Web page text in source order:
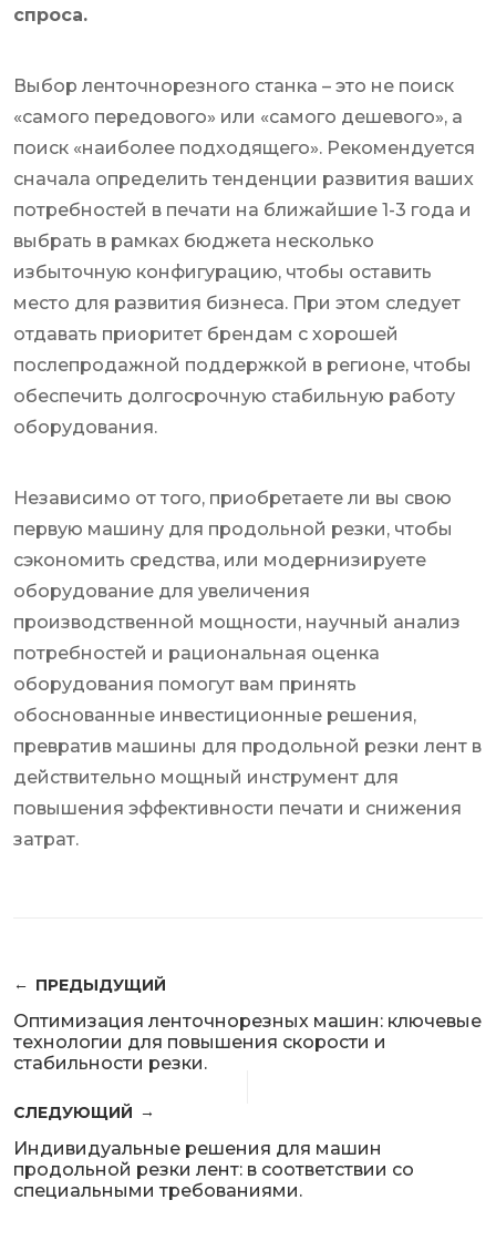
спроса.
Выбор ленточнорезного станка – это не поиск
«самого передового» или «самого дешевого», а
поиск «наиболее подходящего». Рекомендуется
сначала определить тенденции развития ваших
потребностей в печати на ближайшие 1-3 года и
выбрать в рамках бюджета несколько
избыточную конфигурацию, чтобы оставить
место для развития бизнеса. При этом следует
отдавать приоритет брендам с хорошей
послепродажной поддержкой в ​​регионе, чтобы
обеспечить долгосрочную стабильную работу
оборудования.
Независимо от того, приобретаете ли вы свою
первую машину для продольной резки, чтобы
сэкономить средства, или модернизируете
оборудование для увеличения
производственной мощности, научный анализ
потребностей и рациональная оценка
оборудования помогут вам принять
обоснованные инвестиционные решения,
превратив машины для продольной резки лент в
действительно мощный инструмент для
повышения эффективности печати и снижения
затрат.
ПРЕДЫДУЩИЙ
Оптимизация ленточнорезных машин: ключевые
технологии для повышения скорости и
стабильности резки.
СЛЕДУЮЩИЙ
Индивидуальные решения для машин
продольной резки лент: в соответствии со
специальными требованиями.